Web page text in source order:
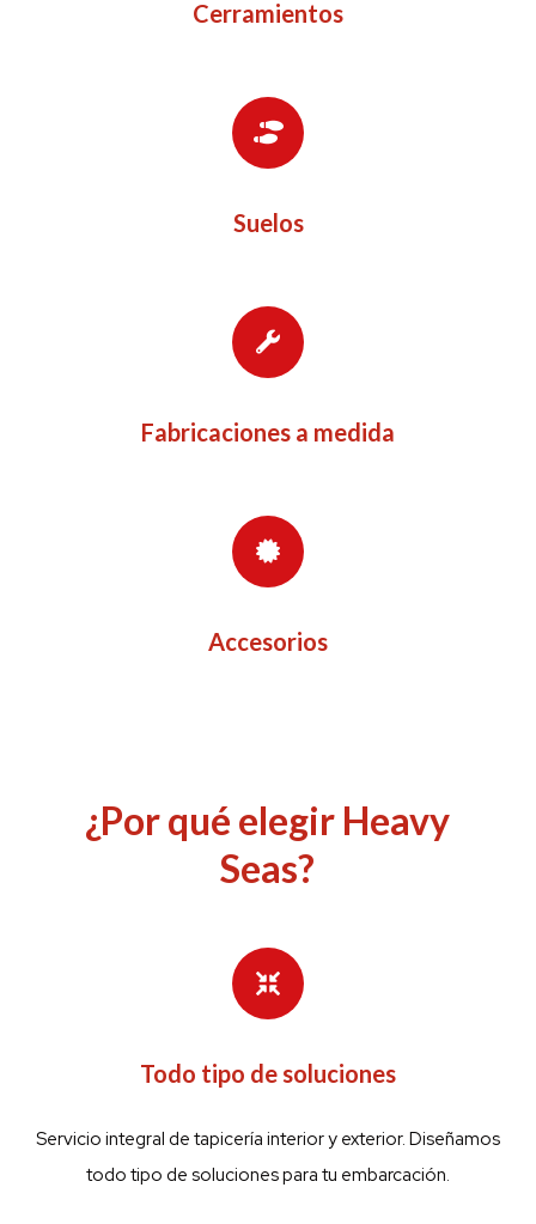
Cerramientos
Suelos
Fabricaciones a medida
Accesorios
¿Por qué elegir Heavy
Seas?
Todo tipo de soluciones
Servicio integral de tapicería interior y exterior. Diseñamos
todo tipo de soluciones para tu embarcación.